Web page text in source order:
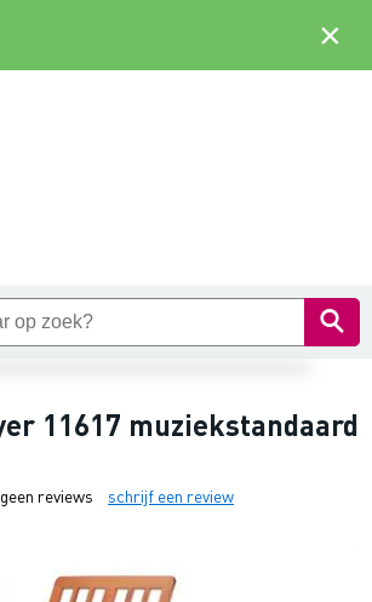
11617 muziekstandaard
reviews schrijf een review
×